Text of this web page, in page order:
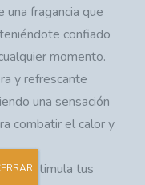
una fragancia que
confiado
momento.
y refrescante
una sensación
combatir el calor y
estimula tus